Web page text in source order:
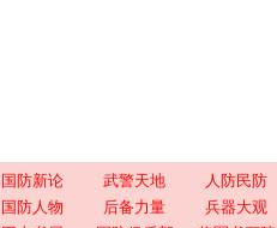
国防新论 武警天地 人防民防
国防人物 后备力量 兵器大观